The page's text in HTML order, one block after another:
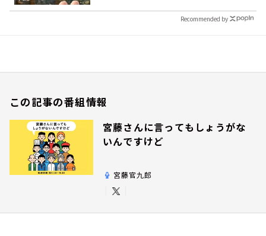
Recommended by
この記事の番組情報
宮藤さんに言ってもしょうがな
いんですけど
宮藤官九郎